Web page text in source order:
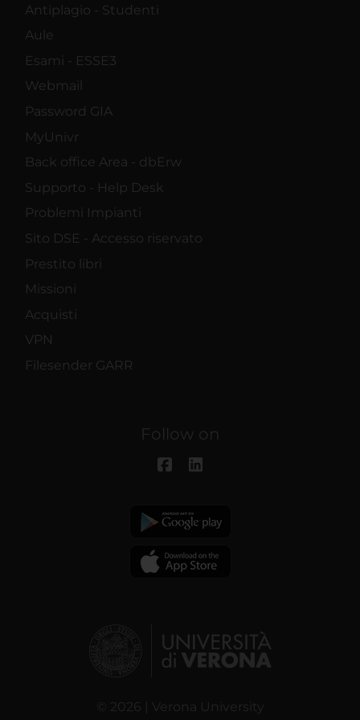
Antiplagio - Studenti
Aule
Esami - ESSE3
Webmail
Password GIA
MyUnivr
Back office Area - dbErw
Supporto - Help Desk
Problemi Impianti
Sito DSE - Accesso riservato
Prestito libri
Missioni
Acquisti
VPN
Filesender GARR
Follow on
© 2026 | Verona University